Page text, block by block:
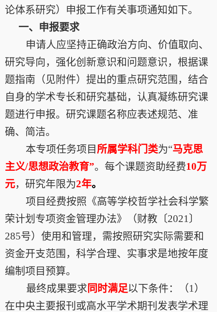
论体系研究）申报工作有关事项通知如下。
一、申报要求
申请人应坚持正确政治方向、价值取向、
研究导向，强化创新意识和问题意识，根据课
题指南（见附件）提出的重点研究范围，结合
自身的学术专长和研究基础，认真凝练研究课
题进行申报。研究课题名称应表述规范、准
确、简洁。
本专项任务项目 所属学科门类为“马克思
主义/思想政治教育”。每个课题资助经费10万
元，研究年限为2年。
项目经费按照《高等学校哲学社会科学繁
荣计划专项资金管理办法》（财教〔2021 〕
285号）使用和管理，需按照研究实际需要和
资金开支范围，科学合理、实事求是地按年度
编制项目预算。
最终成果要求 同时满足以下条件：（1 ）
在中央主要报刊或高水平学术期刊发表学术理